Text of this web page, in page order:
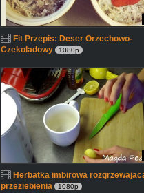
Fit Przepis: Deser Orzechowo-
Czekoladowy
1080p
Herbatka imbirowa
przeziebienia
1080p